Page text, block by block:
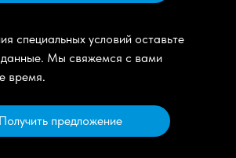
специальных условий оставьте
данные. Мы свяжемся с вами
время.
Получить предложение